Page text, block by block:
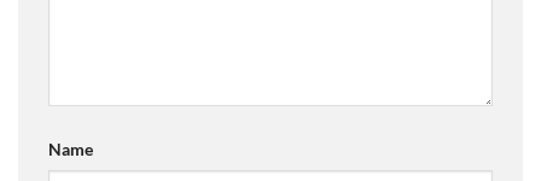
Name